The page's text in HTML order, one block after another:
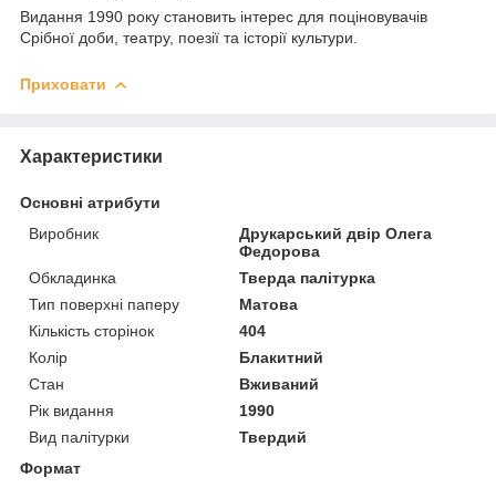
Видання 1990 року становить інтерес для поціновувачів
Срібної доби, театру, поезії та історії культури.
Приховати
Характеристики
Основні атрибути
Виробник
Друкарський двір Олега
Федорова
Обкладинка
Тверда палітурка
Тип поверхні паперу
Матова
Кількість сторінок
404
Колір
Блакитний
Стан
Вживаний
Рік видання
1990
Вид палітурки
Твердий
Формат